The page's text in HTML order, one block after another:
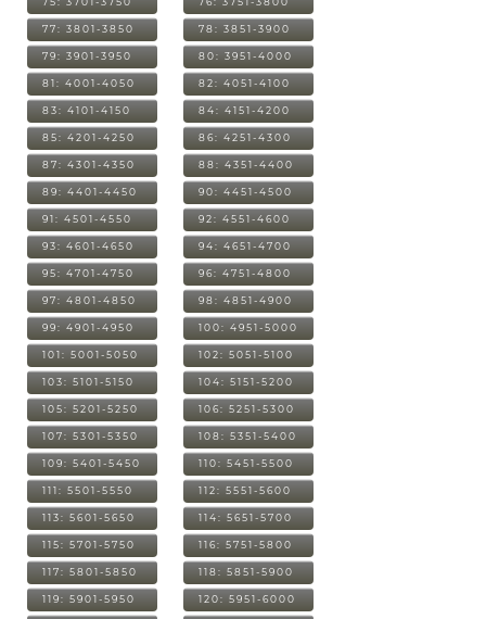
77: 3801-3850 78: 3851-3900
79: 3901-3950 80: 3951-4000
81: 4001-4050 82: 4051-4100
83: 4101-4150 84: 4151-4200
85: 4201-4250 86: 4251-4300
87: 4301-4350 88: 4351-4400
89: 4401-4450 90: 4451-4500
91: 4501-4550 92: 4551-4600
93: 4601-4650 94: 4651-4700
95: 4701-4750 96: 4751-4800
97: 4801-4850 98: 4851-4900
99: 4901-4950 100: 4951-5000
101: 5001-5050 102: 5051-5100
103: 5101-5150 104: 5151-5200
105: 5201-5250 106: 5251-5300
107: 5301-5350 108: 5351-5400
109: 5401-5450 110: 5451-5500
111: 5501-5550 112: 5551-5600
113: 5601-5650 114: 5651-5700
115: 5701-5750 116: 5751-5800
117: 5801-5850 118: 5851-5900
119: 5901-5950 120: 5951-6000